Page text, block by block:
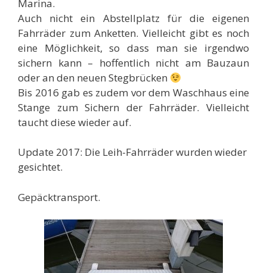
Marina.
Auch nicht ein Abstellplatz für die eigenen
Fahrräder zum Anketten. Vielleicht gibt es noch
eine Möglichkeit, so dass man sie irgendwo
sichern kann – hoffentlich nicht am Bauzaun
oder an den neuen Stegbrücken
Bis 2016 gab es zudem vor dem Waschhaus eine
Stange zum Sichern der Fahrräder. Vielleicht
taucht diese wieder auf.
Update 2017: Die Leih-Fahrräder wurden wieder
gesichtet.
Gepäcktransport.